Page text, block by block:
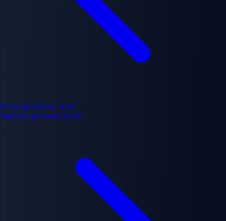
Personaje anterior Kami
Siguiente personaje Korin